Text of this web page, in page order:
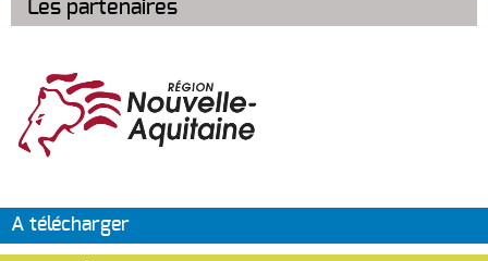
Les partenaires
A télécharger